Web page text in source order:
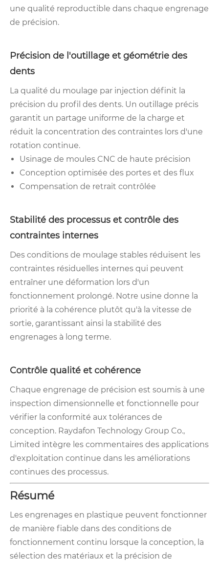
une qualité reproductible dans chaque engrenage
de précision.
Précision de l'outillage et géométrie des
dents
La qualité du moulage par injection définit la
précision du profil des dents. Un outillage précis
garantit un partage uniforme de la charge et
réduit la concentration des contraintes lors d'une
rotation continue.
Usinage de moules CNC de haute précision
Conception optimisée des portes et des flux
Compensation de retrait contrôlée
Stabilité des processus et contrôle des
contraintes internes
Des conditions de moulage stables réduisent les
contraintes résiduelles internes qui peuvent
entraîner une déformation lors d'un
fonctionnement prolongé. Notre usine donne la
priorité à la cohérence plutôt qu'à la vitesse de
sortie, garantissant ainsi la stabilité des
engrenages à long terme.
Contrôle qualité et cohérence
Chaque engrenage de précision est soumis à une
inspection dimensionnelle et fonctionnelle pour
vérifier la conformité aux tolérances de
conception. Raydafon Technology Group Co.,
Limited intègre les commentaires des applications
d'exploitation continue dans les améliorations
continues des processus.
Résumé
Les engrenages en plastique peuvent fonctionner
de manière fiable dans des conditions de
fonctionnement continu lorsque la conception, la
sélection des matériaux et la précision de